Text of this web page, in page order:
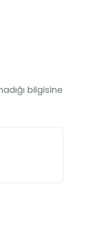
bilgisine